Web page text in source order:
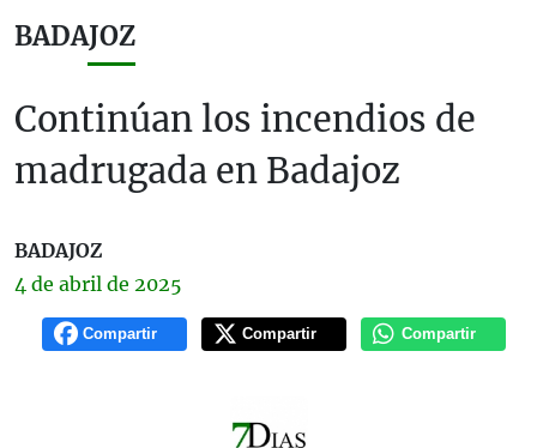
BADAJOZ
Continúan los incendios de
madrugada en Badajoz
BADAJOZ
4 de abril de 2025
Compartir Compartir Compartir